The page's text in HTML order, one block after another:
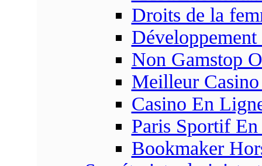
Droits de la
Non Gamstop
Meilleur
Casino En
Paris Sportif
Bookmaker